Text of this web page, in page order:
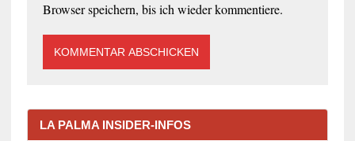
Browser speichern, bis ich wieder kommentiere.
LA PALMA INSIDER-INFOS